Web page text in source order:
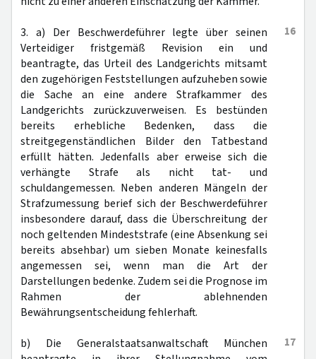
16
3. a) Der Beschwerdeführer legte über seinen
Verteidiger fristgemäß Revision ein und
beantragte, das Urteil des Landgerichts mitsamt
den zugehörigen Feststellungen aufzuheben sowie
die Sache an eine andere Strafkammer des
Landgerichts zurückzuverweisen. Es bestünden
bereits erhebliche Bedenken, dass die
streitgegenständlichen Bilder den Tatbestand
erfüllt hätten. Jedenfalls aber erweise sich die
verhängte Strafe als nicht tat- und
schuldangemessen. Neben anderen Mängeln der
Strafzumessung berief sich der Beschwerdeführer
insbesondere darauf, dass die Überschreitung der
noch geltenden Mindeststrafe (eine Absenkung sei
bereits absehbar) um sieben Monate keinesfalls
angemessen sei, wenn man die Art der
Darstellungen bedenke. Zudem sei die Prognose im
Rahmen der ablehnenden
Bewährungsentscheidung fehlerhaft.
17
b) Die Generalstaatsanwaltschaft München